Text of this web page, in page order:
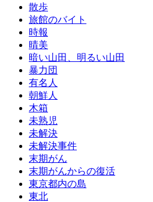
散歩
旅館のバイト
時報
晴美
暗い山田、明るい山田
暴力団
有名人
朝鮮人
木箱
未熟児
未解決
未解決事件
末期がん
末期がんからの復活
東京都内の島
東北